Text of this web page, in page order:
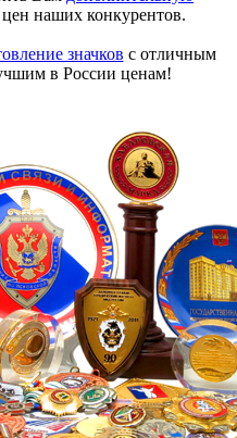
наших конкурентов.
значков с отличным
в России ценам!